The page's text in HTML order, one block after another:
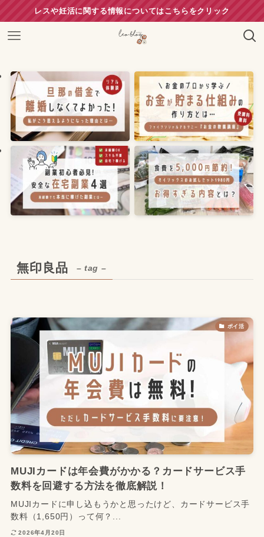
レスや妊活に関する情報についてはこちらをクリック
無印良品 – tag –
ポイ活
MUJIカードは年会費がかかる？カードサービス手
数料を回避する方法を徹底解説！
MUJIカードに申し込もうかと思ったけど、カードサービス手
数料（1,650円）って何？...
2026年4月20日